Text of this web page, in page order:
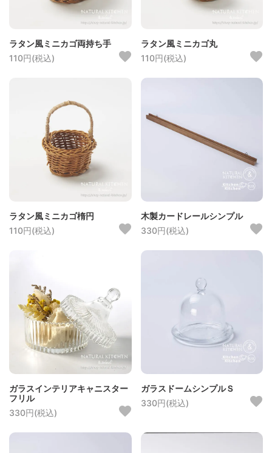
ラタン風ミニカゴ両持ち手
110円(税込)
ラタン風ミニカゴ丸
110円(税込)
ラタン風ミニカゴ楕円
110円(税込)
木製カードレールシンプル
330円(税込)
ガラスインテリアキャニスター
フリル
330円(税込)
ガラスドームシンプルＳ
330円(税込)